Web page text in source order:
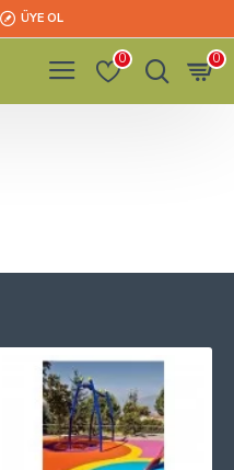
ÜYE OL
0 0